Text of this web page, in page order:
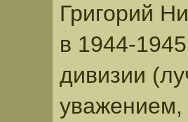
Григорий
в 1944-
дивизии
уважением,